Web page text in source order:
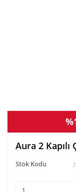
Aura 2
Stok Kodu